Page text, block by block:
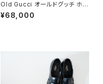
Old Gucci オールドグッチ ホー
スビットローファー 41.5E Blac
k
¥68,000